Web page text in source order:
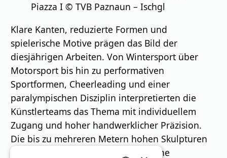
Piazza I © TVB Paznaun – Ischgl
Klare Kanten, reduzierte Formen und
spielerische Motive prägen das Bild der
diesjährigen Arbeiten. Von Wintersport über
Motorsport bis hin zu performativen
Sportformen, Cheerleading und einer
paralympischen Disziplin interpretierten die
Künstlerteams das Thema mit individuellem
Zugang und hoher handwerklicher Präzision.
Die bis zu mehreren Metern hohen Skulpturen
fügen sich dabei nahtlos in die alpine